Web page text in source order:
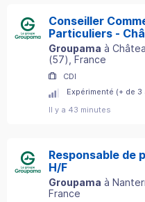
Conseiller
Particuliers -
Salins (57) H/F
Groupama à
(57) , France
CDI
Expérimenté (+ de 3
Il y a 43 minutes
Responsable de
H/F
Groupama à
France